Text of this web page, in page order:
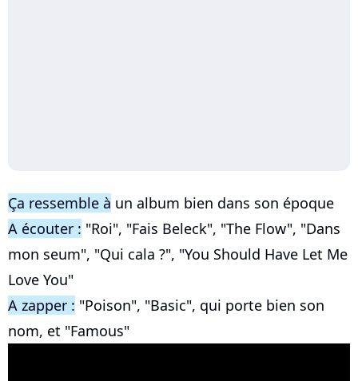
Ça ressemble à un album bien dans son époque
A écouter : "Roi", "Fais Beleck", "The Flow", "Dans
mon seum", "Qui cala ?", "You Should Have Let Me
Love You"
A zapper : "Poison", "Basic", qui porte bien son
nom, et "Famous"